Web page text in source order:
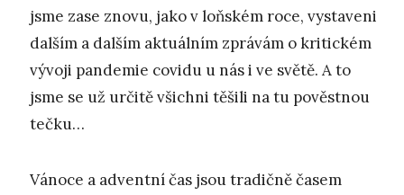
jsme zase znovu, jako v loňském roce, vystaveni
dalším a dalším aktuálním zprávám o kritickém
vývoji pandemie covidu u nás i ve světě. A to
jsme se už určitě všichni těšili na tu pověstnou
tečku…
Vánoce a adventní čas jsou tradičně časem